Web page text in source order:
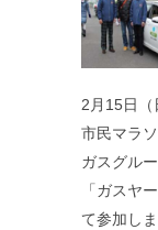
2月15日（
市民マラ
ガスグル
「ガスヤ
て参加し